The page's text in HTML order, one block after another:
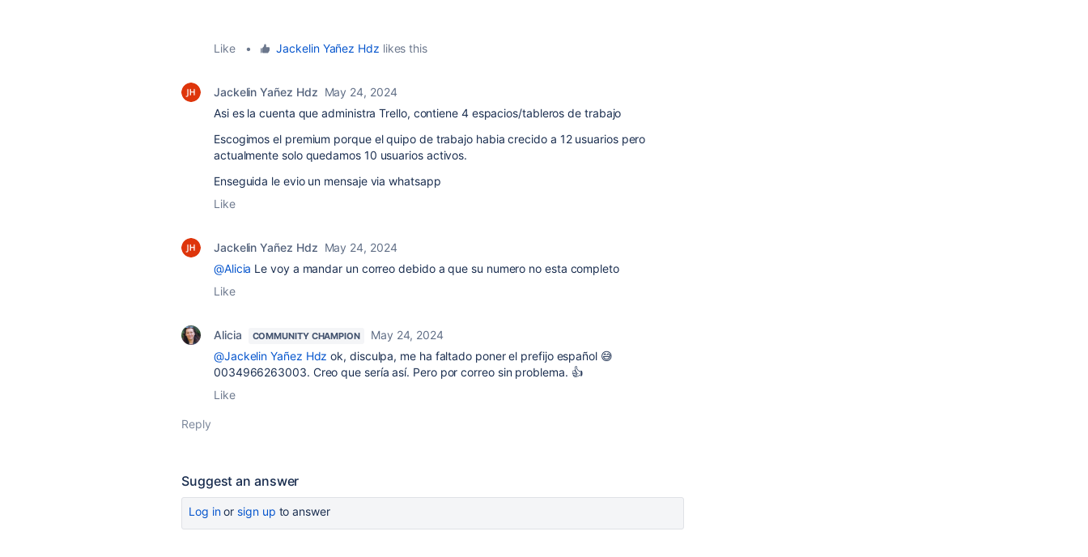
Like • Jackelin Yañez Hdz likes this
Jackelin Yañez Hdz May 24, 2024
Asi es la cuenta que administra Trello, contiene 4 espacios/tableros de trabajo
Escogimos el premium porque el quipo de trabajo habia crecido a 12 usuarios pero
actualmente solo quedamos 10 usuarios activos.
Enseguida le evio un mensaje via whatsapp
Like
Jackelin Yañez Hdz May 24, 2024
@Alicia Le voy a mandar un correo debido a que su numero no esta completo
Like
Alicia COMMUNITY CHAMPION
May 24, 2024
@Jackelin Yañez Hdz ok, disculpa, me ha faltado poner el prefijo español 😅
0034966263003. Creo que sería así. Pero por correo sin problema. 👍
Like
Reply
Suggest an answer
Log inor sign up to answer